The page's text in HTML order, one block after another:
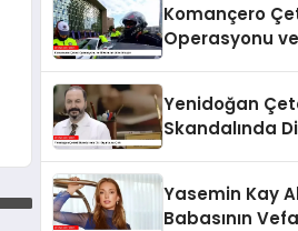
Komançero
Operasyonu
Yenidoğan
Skandalında
Yasemin Kay
Babasının